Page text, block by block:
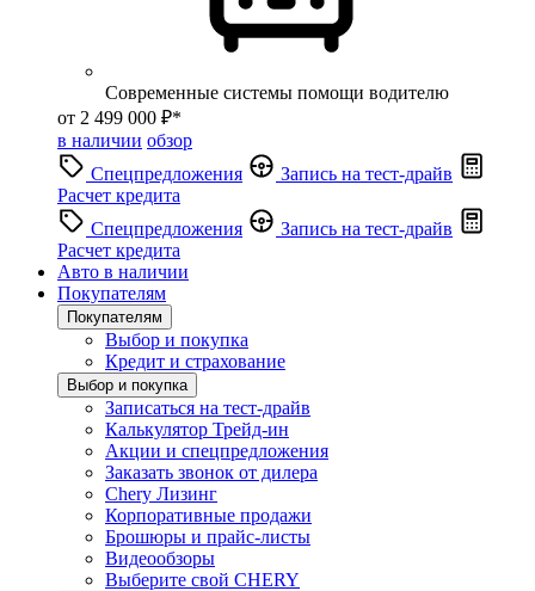
Современные системы помощи водителю
от 2 499 000 ₽*
в наличии обзор
Спецпредложения
Запись на тест-драйв
Расчет кредита
Спецпредложения
Запись на тест-драйв
Расчет кредита
Авто в наличии
Покупателям
Покупателям
Выбор и покупка
Кредит и страхование
Выбор и покупка
Записаться на тест-драйв
Калькулятор Трейд-ин
Акции и спецпредложения
Заказать звонок от дилера
Chery Лизинг
Корпоративные продажи
Брошюры и прайс-листы
Видеообзоры
Выберите свой CHERY